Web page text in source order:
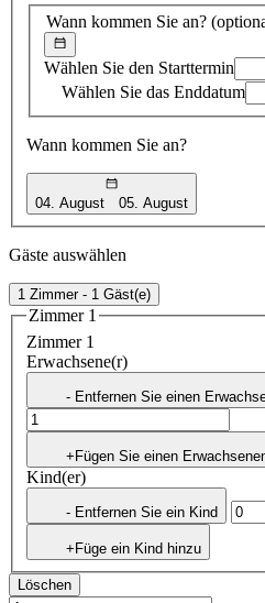
Wann kommen Sie an?
Wählen Sie den Starttermin
Wählen Sie das Enddatum
Wann kommen Sie an?
04. August 05. August
Gäste auswählen
1 Zimmer - 1 Gäst(e)
Zimmer 1
Zimmer 1
Erwachsene(r)
- Entfernen Sie einen
+Fügen Sie einen
Kind(er)
- Entfernen Sie ein Kind
+Füge ein Kind hinzu
Löschen